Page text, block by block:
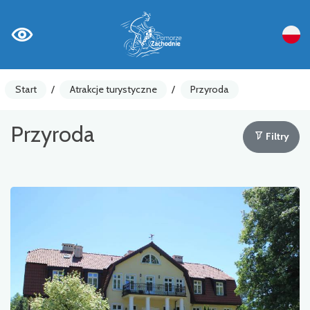
Start / Atrakcje turystyczne / Przyroda
Przyroda Filtry
Atrakcja turystyczna
Gastronomia